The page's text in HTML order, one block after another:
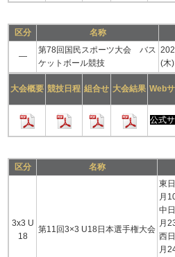
区分 名称
―
第78回国民スポーツ大会 バス
ケットボール競技
(木
大会概要 競技日程 組合せ 大会結果 Web
公式
区分 名称
3x3 U
18
第11回3×3 U18日本選手権大会
東
月
中
月
西
月